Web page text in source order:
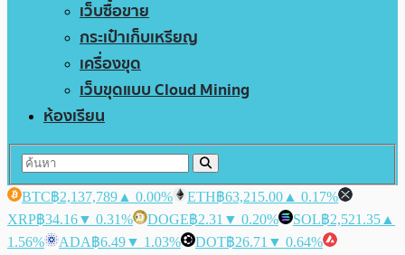
เว็บซื้อขาย
กระเป๋าเก็บเหรียญ
เครื่องขุด
เว็บขุดแบบ Cloud Mining
ห้องเรียน
BTC฿2,137,789 ▲ 0.00% ETH฿63,215.00 ▲ 0.17%
XRP฿34.16▼ 0.31% DOGE฿2.31 ▼ 0.20% SOL฿2,521.35 ▲
1.56%
ADA฿6.49▼ 1.03% DOT฿26.71 ▼ 0.64%